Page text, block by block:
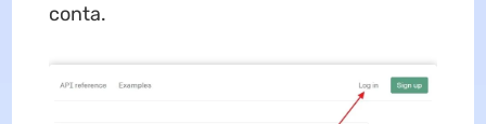
conta.